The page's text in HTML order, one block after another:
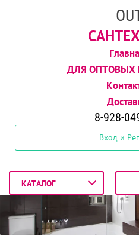
ДЛЯ ОПТОВЫХ
8-928-
Вход и